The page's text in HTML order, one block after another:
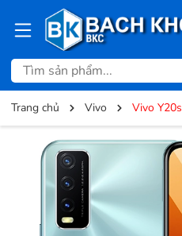
Trang chủ Vivo Vivo Y20s